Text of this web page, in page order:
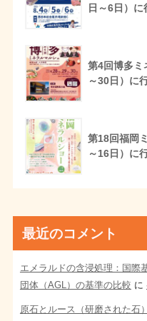
日～6日）
第4回博多ミ
～30日）に
第18回福岡
～16日）に
最近のコメント
エメラルドの含浸処理：国際
団体（AGL）の基準の比較 に
原石とルース（研磨された石